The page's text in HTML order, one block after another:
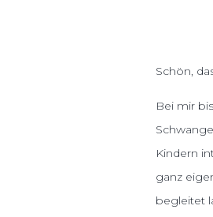
Schön,
Bei mir
Kindern
ganz
begleitet